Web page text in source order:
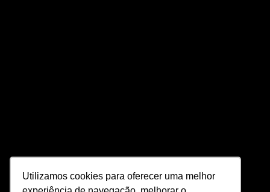
Utilizamos cookies para oferecer uma melhor